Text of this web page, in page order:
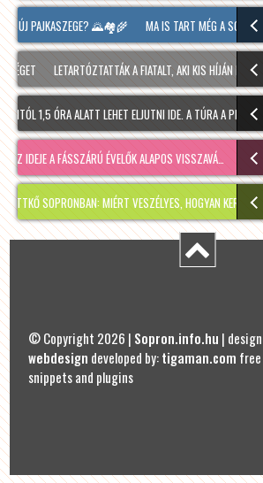
ÚJ PAJKASZEGE? 🌄🏘️🌾 MA IS TART MÉG A
LETARTÓZTATTÁK A FIATALT, AKI KIS HÍJÁN MEGÖLT
1,5 ÓRA ALATT LEHET ELJUTNI IDE. A TÚRA A PREINER
A FÁSSZÁRÚ ÉVELŐK ALAPOS VISSZAVÁ… RÉGMÚLT
SOPRONBAN: MIÉRT VESZÉLYES, HOGYAN KERÜLHETETT
© Copyright 2026 | Sopron.info.hu |
webdesign developed by:tigaman.com
snippets and plugins